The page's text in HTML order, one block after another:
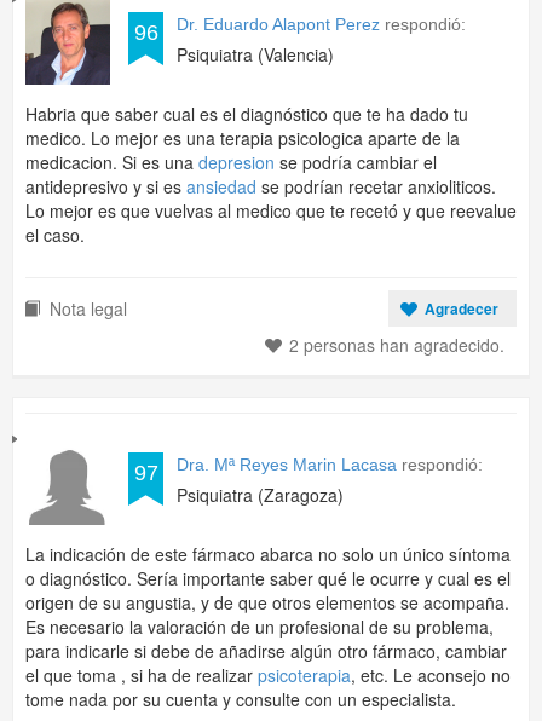
96 Dr. Eduardo Alapont Perez respondió:
Psiquiatra (Valencia)
Habria que saber cual es el diagnóstico que te ha dado tu
medico. Lo mejor es una terapia psicologica aparte de la
medicacion. Si es una depresion se podría cambiar el
antidepresivo y si es ansiedad se podrían recetar anxioliticos.
Lo mejor es que vuelvas al medico que te recetó y que reevalue
el caso.
Nota legal Agradecer
2 personas han agradecido.
97 Dra. Mª Reyes Marin Lacasa respondió:
Psiquiatra (Zaragoza)
La indicación de este fármaco abarca no solo un único síntoma
o diagnóstico. Sería importante saber qué le ocurre y cual es el
origen de su angustia, y de que otros elementos se acompaña.
Es necesario la valoración de un profesional de su problema,
para indicarle si debe de añadirse algún otro fármaco, cambiar
el que toma , si ha de realizar psicoterapia, etc. Le aconsejo no
tome nada por su cuenta y consulte con un especialista.